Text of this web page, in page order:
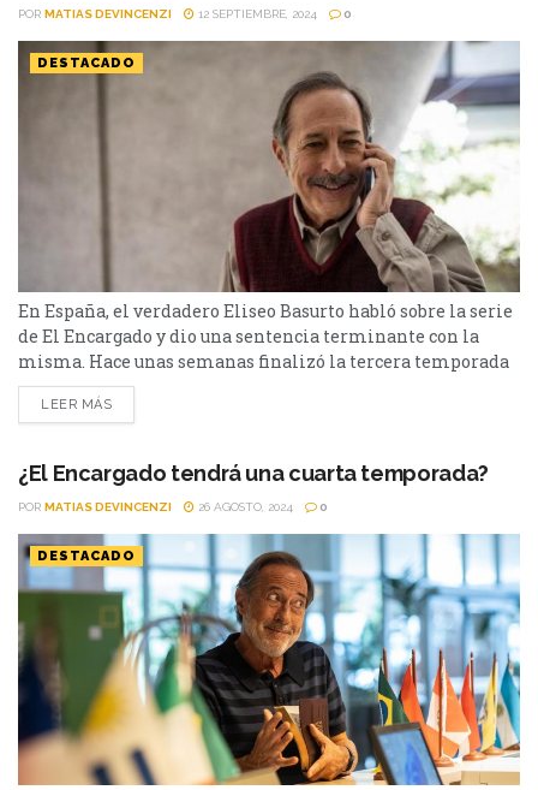
POR MATIAS DEVINCENZI 12 SEPTIEMBRE, 2024 0
DESTACADO
En España, el verdadero Eliseo Basurto habló sobre la serie
de El Encargado y dio una sentencia terminante con la
misma. Hace unas semanas finalizó la tercera temporada
de El Encargado. La comedia dramática argentina fue el
gran éxito de Star+/Disney+ del 2022 acá. La serie sigue la
un importante edificio...
LEER MÁS
¿El Encargado tendrá una cuarta temporada?
POR MATIAS DEVINCENZI 26 AGOSTO, 2024 0
DESTACADO